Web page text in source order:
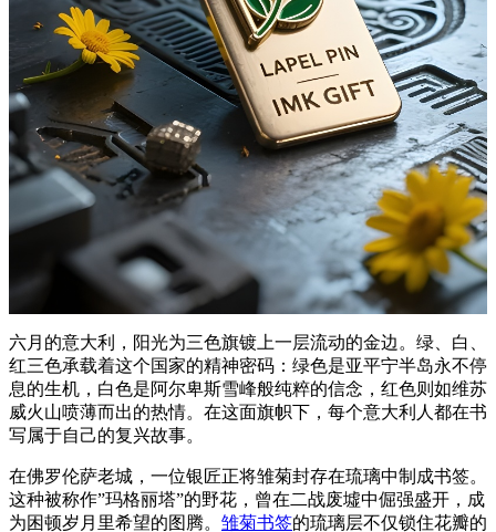
六月的意大利，阳光为三色旗镀上一层流动的金边。绿、白、
红三色承载着这个国家的精神密码：绿色是亚平宁半岛永不停
息的生机，白色是阿尔卑斯雪峰般纯粹的信念，红色则如维苏
威火山喷薄而出的热情。在这面旗帜下，每个意大利人都在书
写属于自己的复兴故事。
在佛罗伦萨老城，一位银匠正将雏菊封存在琉璃中制成书签。
这种被称作”玛格丽塔”的野花，曾在二战废墟中倔强盛开，成
为困顿岁月里希望的图腾。 雏菊书签的琉璃层不仅锁住花瓣的